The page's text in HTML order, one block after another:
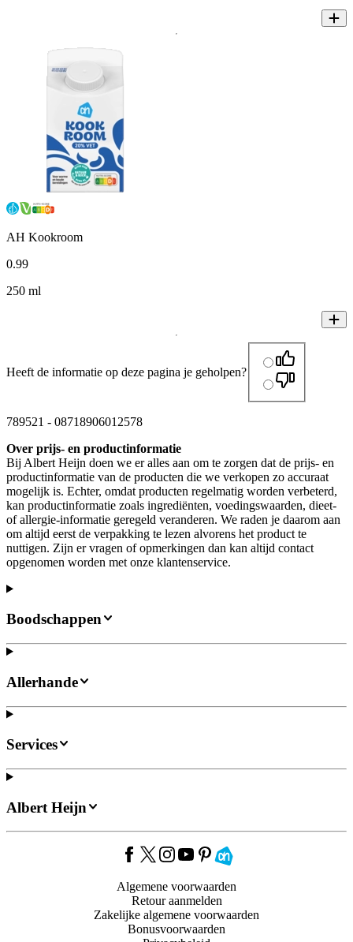
AH Kookroom
0.99
250 ml
Heeft de informatie op deze pagina je geholpen?
789521 - 08718906012578
Over prijs- en productinformatie
Bij Albert Heijn doen we er alles aan om te zorgen dat de prijs- en
productinformatie van de producten die we verkopen zo accuraat
mogelijk is. Echter, omdat producten regelmatig worden verbeterd,
kan productinformatie zoals ingrediënten, voedingswaarden, dieet-
of allergie-informatie geregeld veranderen. We raden je daarom aan
om altijd eerst de verpakking te lezen alvorens het product te
nuttigen. Zijn er vragen of opmerkingen dan kan altijd contact
opgenomen worden met onze klantenservice.
Boodschappen
Allerhande
Services
Albert Heijn
Algemene voorwaarden
Retour aanmelden
Zakelijke algemene voorwaarden
Bonusvoorwaarden